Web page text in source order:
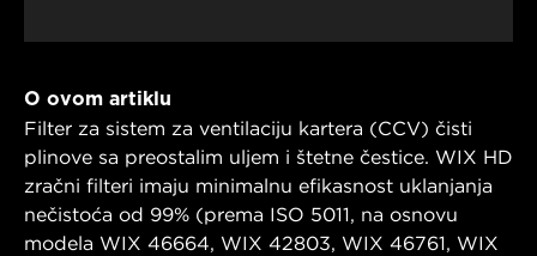
O ovom artiklu
Filter za sistem za ventilaciju kartera (CCV) čisti
plinove sa preostalim uljem i štetne čestice. WIX HD
zračni filteri imaju minimalnu efikasnost uklanjanja
nečistoća od 99% (prema ISO 5011, na osnovu
modela WIX 46664, WIX 42803, WIX 46761, WIX